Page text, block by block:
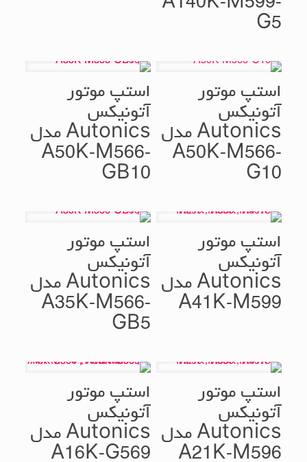
G5
استپ موتور
آتونیکس
Autonics مدل
A50K-M566-
G10
استپ موتور
آتونیکس
Autonics مدل
A50K-M566-
GB10
استپ موتور
آتونیکس
Autonics مدل
A41K-M599
استپ موتور
آتونیکس
Autonics مدل
A35K-M566-
GB5
استپ موتور
آتونیکس
Autonics مدل
A21K-M596
استپ موتور
آتونیکس
Autonics مدل
A16K-G569